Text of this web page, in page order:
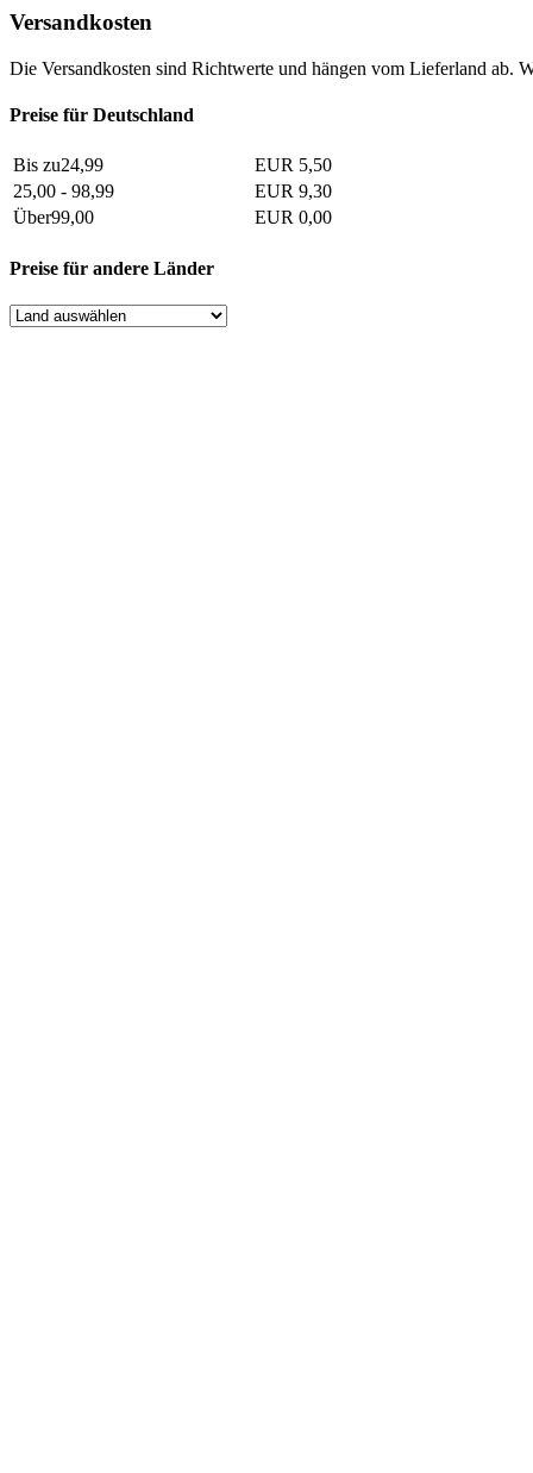
Versandkosten
Die Versandkosten sind Richtwerte und hängen vom Lieferland ab.
Preise für Deutschland
Bis zu24,99
EUR 5,50
25,00 - 98,99
EUR 9,30
Über99,00
EUR 0,00
Preise für andere Länder